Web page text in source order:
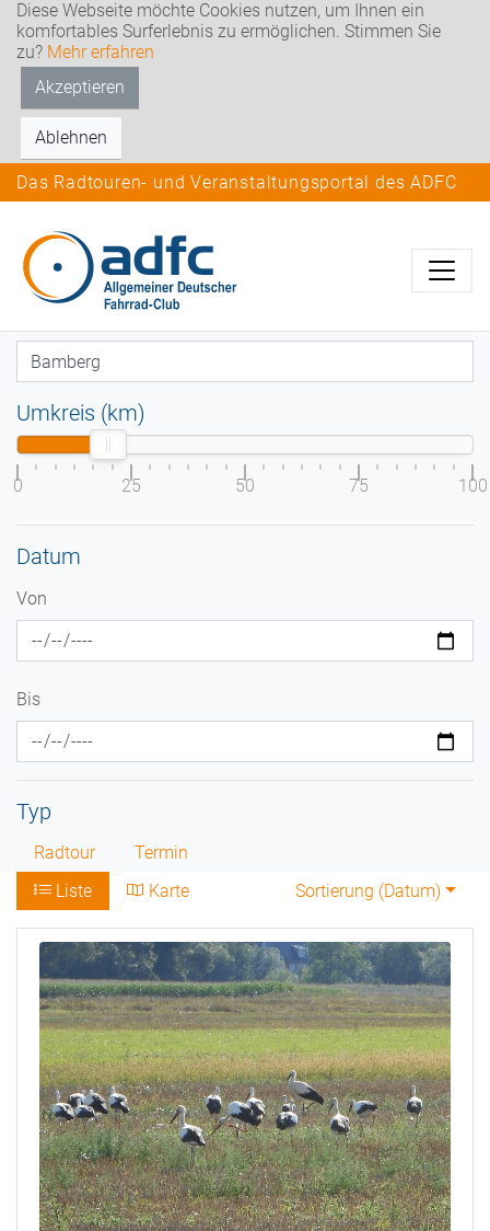
Diese Webseite möchte Cookies nutzen, um Ihnen ein
komfortables Surferlebnis zu ermöglichen. Stimmen Sie
zu? Mehr erfahren
Akzeptieren
Ablehnen
Das Radtouren- und Veranstaltungsportal des ADFC
Umkreis (km)
0 25 50 75 100
Datum
Von
Bis
Typ
Radtour
Termin
Liste
Karte Sortierung (Datum)